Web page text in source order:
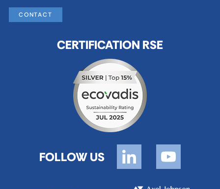
CONTACT
CERTIFICATION RSE
FOLLOW US